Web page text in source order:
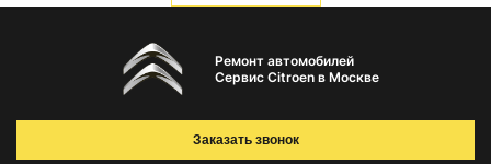
Ремонт автомобилей
Сервис Citroen в Москве
Заказать звонок